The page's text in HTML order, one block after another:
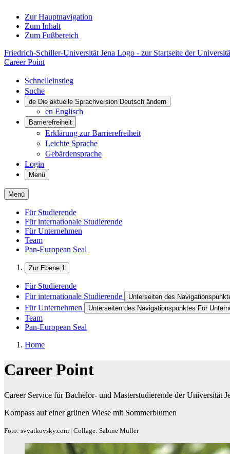
Zur Hauptnavigation
Zum Inhalt
Zum Fußbereich
Friedrich-Schiller-Universität Jena Logo - zur Startseite der
Career Point
Schnelleinstieg
Suche
de Die aktuelle Sprachversion Deutsch ändern
en Englisch
Barrierefreiheit
Erklärung zur Barrierefreiheit
Leichte Sprache
Gebärdensprache
Login
Menü
Menü
Für Studierende
Für internationale Studierende
Für Unternehmen
Team
Pan-European Seal
Zur Ebene 1
Für Studierende
Für internationale Studierende
Unterseiten des
Für Unternehmen Unterseiten des Navigationspunktes Für
Team
Pan-European Seal
Home
Career Point
Career Service für Bachelor- und Masterstudierende der Universität
Kompass auf einer grünen Wiese mit Sommerblumen
Foto: svyatkovsky.com | Collage: Sabine Müller